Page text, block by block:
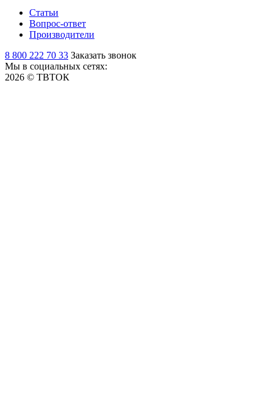
Статьи
Вопрос-ответ
Производители
8 800 222 70 33 Заказать звонок
Мы в социальных сетях:
2026 © ТВТОК